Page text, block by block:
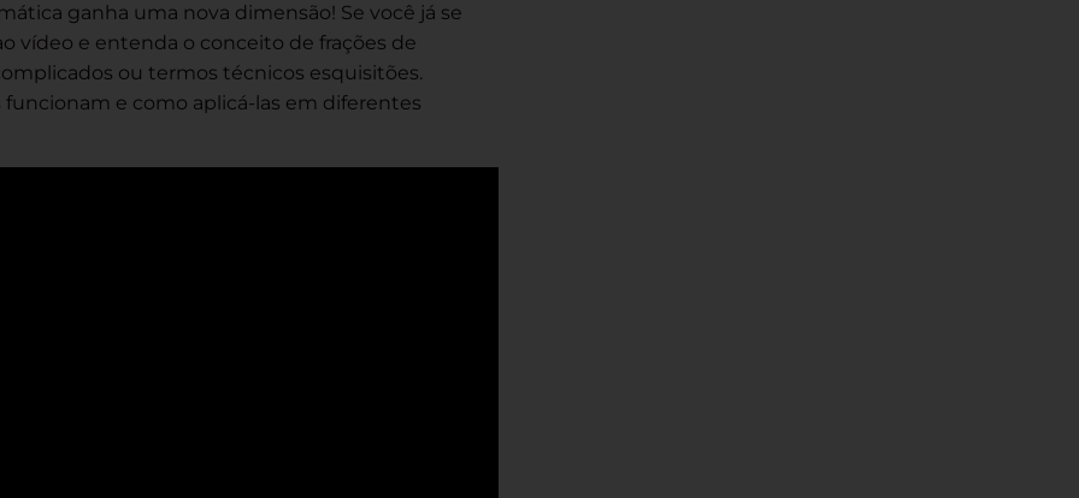
ganha uma nova dimensão! Se você já se
vídeo e entenda o conceito de frações de
ou termos técnicos esquisitões.
e como aplicá-las em diferentes